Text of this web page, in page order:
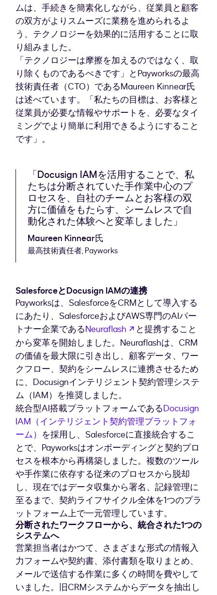
ムは、手続きを簡素化しながら、従業員と顧客
の双方がよりスムーズに業務を進められるよ
う、テクノロジーを効果的に活用することに取
り組みました。
「テクノロジーは摩擦を加えるのではなく、取
り除くものであるべきです」とPayworksの最高
技術責任者（CTO）であるMaureen Kinnear氏
は述べています。「私たちの目標は、お客様と
従業員が必要な情報やサポートを、必要なタイ
ミングでより簡単に利用できるようにすること
です」。
「Docusign IAMを活用することで、私
たちは分断されていた手作業中心のプ
ロセスを、自社のチームとお客様の双
方に価値をもたらす、シームレスで自
動化された体験へと変革しました」
Maureen Kinnear氏
最高技術責任者, Payworks
SalesforceとDocusign IAMの連携
Payworksは、SalesforceをCRMとして導入する
にあたり、SalesforceおよびAWS専門のAIパー
トナー企業であるNeuraflash 新しいタブで開く
と提携すること
から変革を開始しました。Neuraflashは、CRM
の価値を最大限に引き出し、顧客データ、ワー
クフロー、契約をシームレスに連携させるため
に、Docusignインテリジェント契約管理システ
ム（IAM）を推奨しました。
統合型AI搭載プラットフォームであるDocusign
IAM（インテリジェント契約管理プラットフォ
ーム） を採用し、Salesforceに直接統合するこ
とで、Payworksはオンボーディングと契約プロ
セスを根本から再構築しました。複数のツール
や手作業に依存する従来のプロセスから脱却
し、現在ではデータ収集から署名、記録管理に
至るまで、契約ライフサイクル全体を1つのプラ
ットフォーム上で一元管理しています。
分断されたワークフローから、統合された1つの
システムへ
営業担当者はかつて、さまざまな形式の情報入
力フォームや契約書、添付書類を取りまとめ、
メールで送信する作業に多くの時間を費やして
いました。旧CRMシステムからデータを抽出し